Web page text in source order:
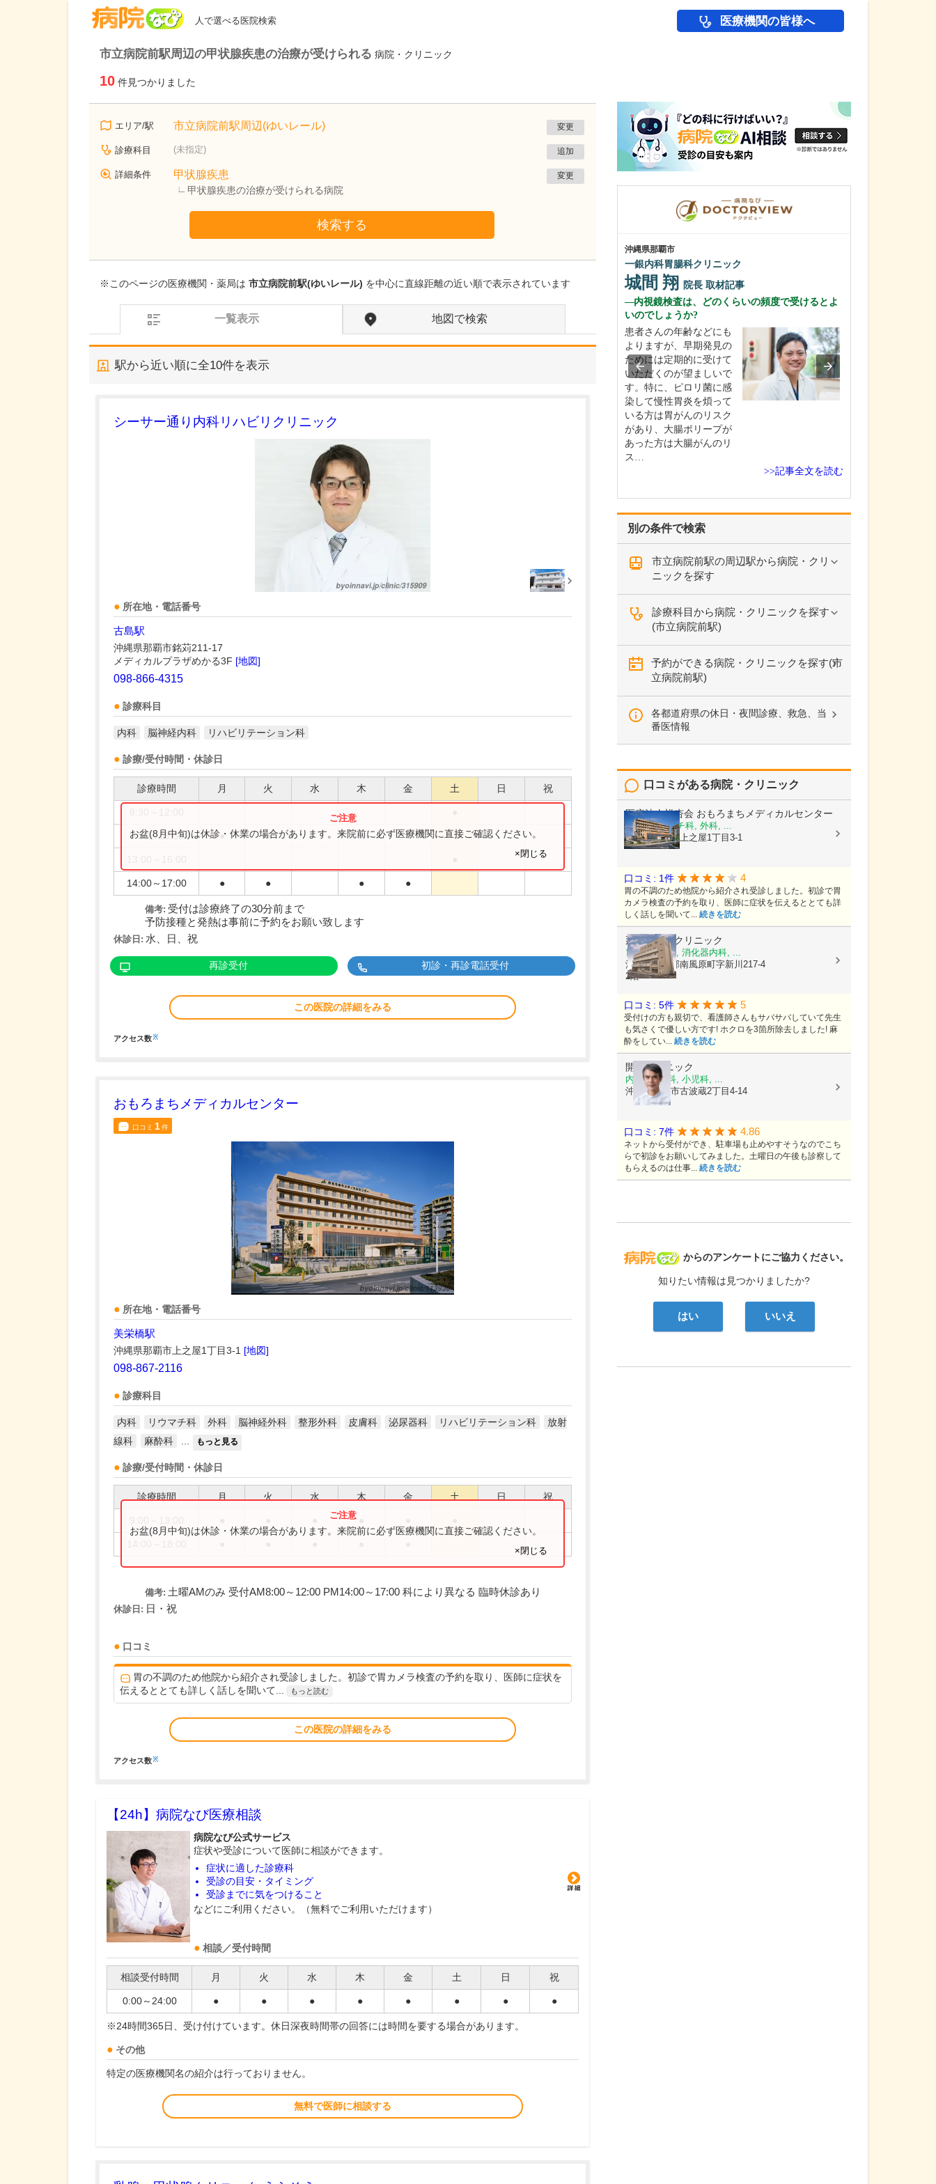
人で選べる医院検索 医療機関の皆様へ
市立病院前駅周辺の甲状腺疾患の治療が受けられる 病院・クリニック
10 件見つかりました
エリア/駅 市立病院前駅周辺(ゆいレール) 変更
診療科目 (未指定) 追加
詳細条件 甲状腺疾患
甲状腺疾患の治療が受けられる病院
変更
検索する
※このページの医療機関・薬局は 市立病院前駅(ゆいレール) を中心に直線距離の近い順で表示されています
一覧表示 地図で検索
駅から近い順に全10件を表示
シーサー通り内科リハビリクリニック
所在地・電話番号
古島駅
沖縄県那覇市銘苅211-17
メディカルプラザめかる3F [地図]
098-866-4315
診療科目
内科 脳神経内科 リハビリテーション科
診療/受付時間・休診日
診療時間 月 火 水 木 金 土 日 祝
9:00～13:00 ● ● ● ●
14:00～17:00 ● ● ● ●
お盆(8月中旬)は休診・休業の場合があります。来院前に必ず医療機関に直接ご確認ください。
×閉じる
備考: 受付は診療終了の30分前まで
予防接種と発熱は事前に予約をお願い致します
休診日: 水、日、祝
再診受付 初診・再診電話受付
この医院の詳細をみる
アクセス数※
おもろまちメディカルセンター
口コミ 1件
所在地・電話番号
美栄橋駅
沖縄県那覇市上之屋1丁目3-1 [地図]
098-867-2116
診療科目
内科 リウマチ科 外科 脳神経外科 整形外科 皮膚科 泌尿器科 リハビリテーション科
放射
線科
麻酔科 もっと見る
診療/受付時間・休診日
診療時間 月 火 水 木 金 土 日 祝
お盆(8月中旬)は休診・休業の場合があります。来院前に必ず医療機関に直接ご確認ください。
×閉じる
備考: 土曜AMのみ 受付AM8:00～12:00 PM14:00～17:00 科により異なる 臨時休診あり
休診日: 日・祝
口コミ
胃の不調のため他院から紹介され受診しました。初診で胃カメラ検査の予約を取り、医師に症状を
伝えるととても詳しく話しを聞いて...
もっと読む
この医院の詳細をみる
アクセス数※
【24h】 病院なび医療相談
病院なび公式サービス
症状や受診について医師に相談ができます。
症状に適した診療科
受診の目安・タイミング
受診までに気をつけること
などにご利用ください。（無料でご利用いただけます）
相談／受付時間
相談受付時間 月 火 水 木 金 土 日 祝
0:00～24:00 ● ● ● ● ● ● ● ●
※24時間365日、受け付けています。休日深夜時間帯の回答には時間を要する場合があります。
その他
特定の医療機関名の紹介は行っておりません。
無料で医師に相談する
別の条件で検索
市立病院前駅の周辺駅から病院・クリ
ニックを探す
診療科目から病院・クリニックを探す
(市立病院前駅)
予約ができる病院・クリニックを探す(市
立病院前駅)
各都道府県の休日・夜間診療、救急、当
番医情報
病院なび
からのアンケートにご協力ください。
知りたい情報は見つかりましたか?
はい いいえ
口コミがある病院・クリニック
医療法人祥杏会 おもろまちメディカルセンター
内科, リウマチ科, 外科, ...
沖縄県那覇市上之屋1丁目3-1
口コミ: 1件 4
胃の不調のため他院から紹介され受診しました。初診で胃
カメラ検査の予約を取り、医師に症状を伝えるととても詳
しく話しを聞いて... 続きを読む
那覇内視鏡クリニック
胃腸科, 内科, 消化器内科, ...
沖縄県島尻郡南風原町字新川217-4
2階
口コミ: 5件 5
受付けの方も親切で、看護師さんもサバサバしていて先生
も気さくで優しい方です! ホクロを3箇所除去しました! 麻
酔をしてい... 続きを読む
開邦クリニック
内科, 胃腸科, 小児科, ...
沖縄県那覇市古波蔵2丁目4-14
口コミ: 7件 4.86
ネットから受付ができ、駐車場も止めやすそうなのでこち
らで初診をお願いしてみました。土曜日の午後も診察して
もらえるのは仕事... 続きを読む
沖縄県那覇市
一銀内科胃腸科クリニック
城間 翔 院長 取材記事
内視鏡検査は、どのくらいの頻度で受けるとよ
いのでしょうか?
患者さんの年齢などにも
よりますが、早期発見の
ためには定期的に受けて
いただくのが望ましいで
す。特に、ピロリ菌に感
染して慢性胃炎を煩って
いる方は胃がんのリスク
があり、大腸ポリープが
あった方は大腸がんのリ
ス…
>>記事全文を読む
大手町こぶけ内科クリニック
小武家 和博院長取材記事
けられるのでしょうか?
糖尿病を疑って受診され
た場合、まずは血液検査